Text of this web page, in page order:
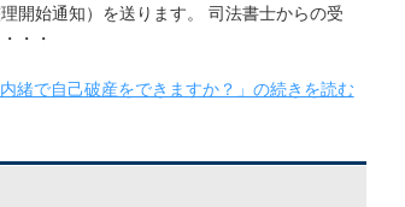
開始通知）を送ります。 司法書士からの受
・・
内緒で自己破産をできますか？」の続きを読む